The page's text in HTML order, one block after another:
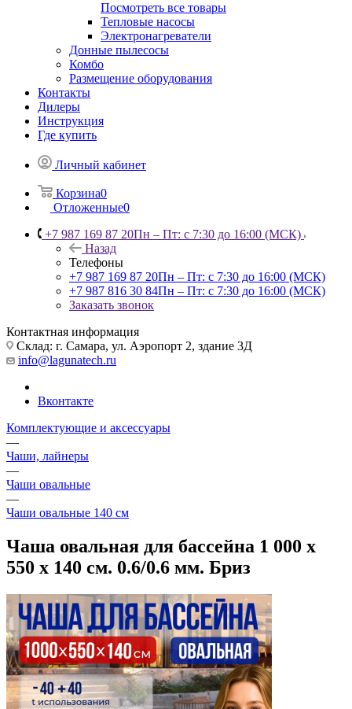
Посмотреть все товары
Тепловые насосы
Электронагреватели
Донные пылесосы
Комбо
Размещение оборудования
Контакты
Дилеры
Инструкция
Где купить
Личный кабинет
Корзина0
Отложенные0
+7 987 169 87 20Пн – Пт: с 7:30 до 16:00 (МСК)
Назад
Телефоны
+7 987 169 87 20Пн – Пт: с 7:30 до 16:00 (МСК)
+7 987 816 30 84Пн – Пт: с 7:30 до 16:00 (МСК)
Заказать звонок
Контактная информация
Склад: г. Самара, ул. Аэропорт 2, здание 3Д
info@lagunatech.ru
Вконтакте
Комплектующие и аксессуары
—
Чаши, лайнеры
—
Чаши овальные
—
Чаши овальные 140 см
Чаша овальная для бассейна 1 000 х
550 х 140 см. 0.6/0.6 мм. Бриз